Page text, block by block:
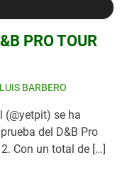
PRO TOUR
BARBERO
(@yetpit) se ha
del D&B Pro
Con un total de […]